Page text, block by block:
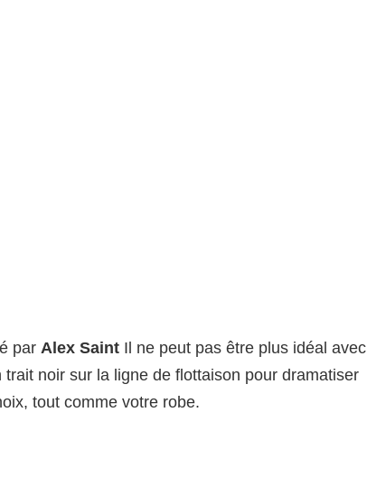
par Alex Saint Il ne peut pas être plus idéal avec
noir sur la ligne de flottaison pour dramatiser
tout comme votre robe.